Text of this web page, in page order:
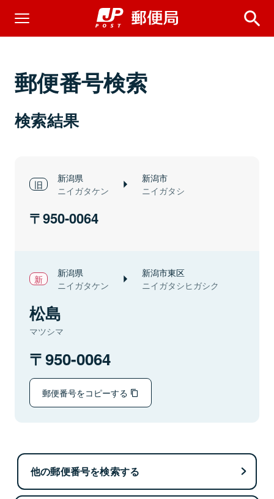
郵便番号検索
検索結果
新潟県
ニイガタケン
新潟市
ニイガタシ
950-0064
新潟県
ニイガタケン
新潟市東区
ニイガタシヒガシク
松島
マツシマ
950-0064
郵便番号をコピーする
他の郵便番号を検索する